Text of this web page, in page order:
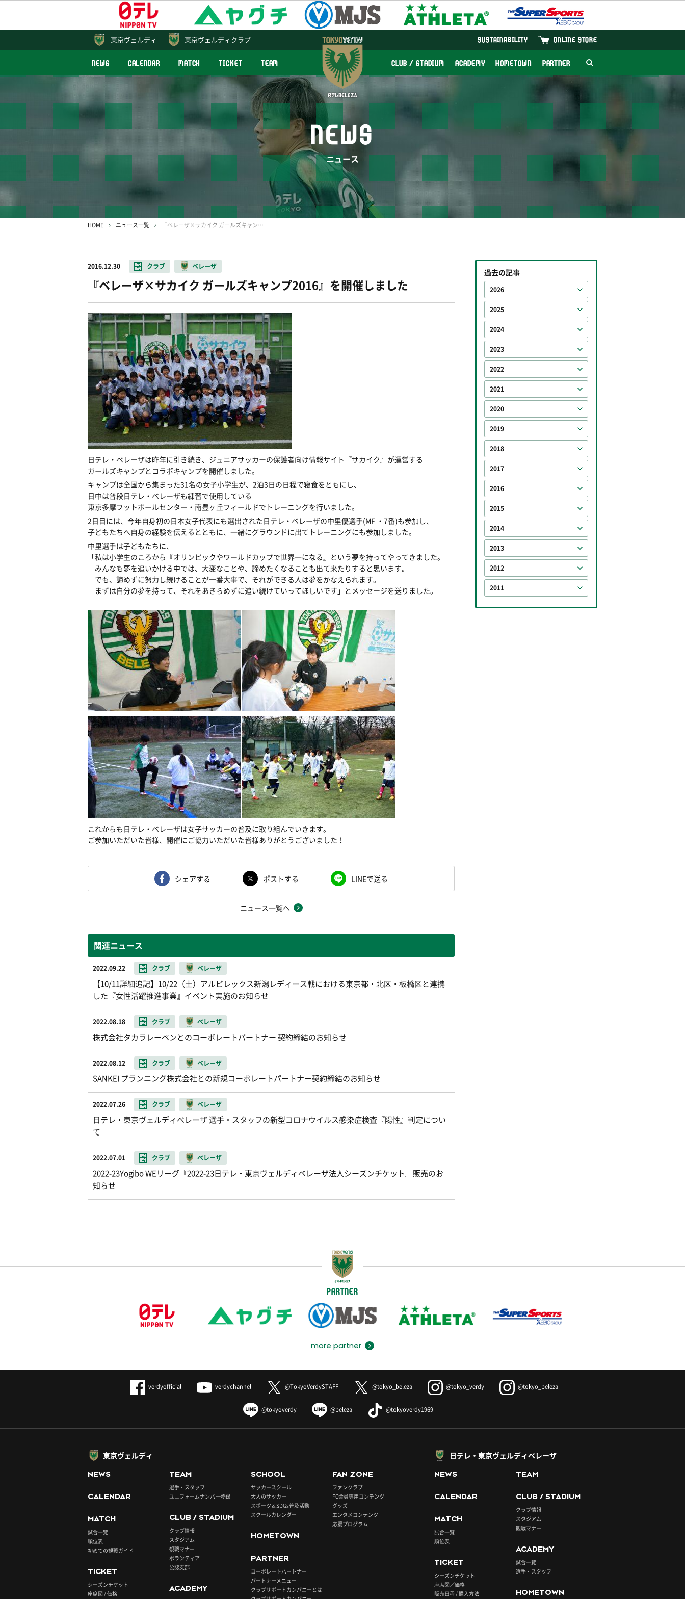
東京ヴェルディクラブ ONLINE STORE
SUSTAINABILITY
NEWS CALENDAR MATCH TICKET TEAM CLUB / STADIUM ACADEMY HOMETOWN PARTNER
東京ヴェルディ
NEWS
ニュース
HOME ニュース一覧 『ベレーザ×サカイク ガールズキャンプ2016』を開催しました
2016.12.30 クラブ ベレーザ
『ベレーザ×サカイク ガールズキャンプ2016』を開催しました
日テレ・ベレーザは昨年に引き続き、ジュニアサッカーの保護者向け情報サイト『サカイク』が運営する
ガールズキャンプとコラボキャンプを開催しました。
キャンプは全国から集まった31名の女子小学生が、2泊3日の日程で寝食をともにし、
日中は普段日テレ・ベレーザも練習で使用している
東京多摩フットボールセンター・南豊ヶ丘フィールドでトレーニングを行いました。
2日目には、今年自身初の日本女子代表にも選出された日テレ・ベレーザの中里優選手(MF ・7番)も参加し、
子どもたちへ自身の経験を伝えるとともに、一緒にグラウンドに出てトレーニングにも参加しました。
中里選手は子どもたちに、
「私は小学生のころから『オリンピックやワールドカップで世界一になる』という夢を持ってやってきました。
みんなも夢を追いかける中では、大変なことや、諦めたくなることも出て来たりすると思います。
でも、諦めずに努力し続けることが一番大事で、それができる人は夢をかなえられます。
まずは自分の夢を持って、それをあきらめずに追い続けていってほしいです」とメッセージを送りました。
これからも日テレ・ベレーザは女子サッカーの普及に取り組んでいきます。
ご参加いただいた皆様、開催にご協力いただいた皆様ありがとうございました！
シェアする ポストする LINEで送る
ニュース一覧へ
関連ニュース
2022.09.22 クラブ ベレーザ
【10/11詳細追記】10/22（土）アルビレックス新潟レディース戦における東京都・北区・板橋区と連携
した『女性活躍推進事業』イベント実施のお知らせ
2022.08.18 クラブ ベレーザ
株式会社タカラレーベンとのコーポレートパートナー 契約締結のお知らせ
2022.08.12 クラブ ベレーザ
SANKEI プランニング株式会社との新規コーポレートパートナー契約締結のお知らせ
2022.07.26 クラブ ベレーザ
日テレ・東京ヴェルディベレーザ 選手・スタッフの新型コロナウイルス感染症検査『陽性』判定につい
て
2022.07.01 クラブ ベレーザ
2022-23Yogibo WEリーグ『2022-23日テレ・東京ヴェルディベレーザ法人シーズンチケット』販売のお
知らせ
過去の記事
2026
2025
2024
2023
2022
2021
2020
2019
2018
2017
2016
2015
2014
2013
2012
2011
PARTNER
more partner
verdyofficial verdychannel @TokyoVerdySTAFF @tokyo_beleza @tokyo_verdy @tokyo_beleza
@tokyoverdy @beleza @tokyoverdy1969
東京ヴェルディ
NEWS
CALENDAR
MATCH
試合一覧
順位表
初めての観戦ガイド
TICKET
シーズンチケット
座席図 / 価格
TEAM
選手・スタッフ
ユニフォームナンバー登録
CLUB / STADIUM
クラブ情報
スタジアム
観戦マナー
ボランティア
公認支部
ACADEMY
SCHOOL
サッカースクール
大人のサッカー
スポーツ＆SDGs普及活動
スクールカレンダー
HOMETOWN
PARTNER
コーポレートパートナー
パートナーメニュー
クラブサポートカンパニーとは
FAN ZONE
ファンクラブ
FC会員専用コンテンツ
グッズ
エンタメコンテンツ
応援プログラム
日テレ・東京ヴェルディベレーザ
NEWS
CALENDAR
MATCH
試合一覧
順位表
TICKET
シーズンチケット
座席図／価格
販売日程 / 購入方法
TEAM
CLUB / STADIUM
クラブ情報
スタジアム
観戦マナー
ACADEMY
試合一覧
選手・スタッフ
HOMETOWN